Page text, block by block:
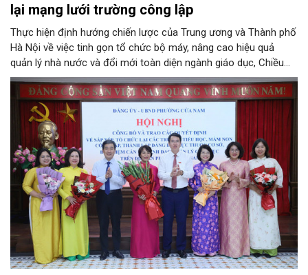
lại mạng lưới trường công lập
Thực hiện định hướng chiến lược của Trung ương và Thành phố
Hà Nội về việc tinh gọn tổ chức bộ máy, nâng cao hiệu quả
quản lý nhà nước và đổi mới toàn diện ngành giáo dục, Chiều
4/8, Đảng ủy - UBND phường Cửa Nam tổ chức Hội nghị công
bố và trao quyết định về việc sắp xếp, tổ chức lại các trường
tiểu học, mầm non công lập, thành lập đảng bộ trực thuộc cơ
sở, bổ nhiệm cán bộ lãnh đạo quản lý giáo dục trên địa bàn
phường.